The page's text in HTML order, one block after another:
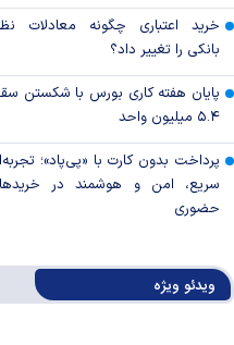
خرید اعتباری چگونه معادلات
بانکی را تغییر داد؟
پایان هفته کاری بورس با شکستن
۵.۴ میلیون واحد
پرداخت بدون کارت با «پی‌پاد»؛
سریع، امن و هوشمند در
حضوری
ویدئو ویژه